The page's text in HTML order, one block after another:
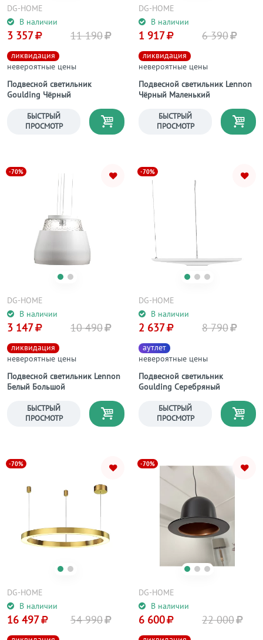
В наличии
DG-HOME
Подвесной светильник
Goulding Чёрный
ликвидация
невероятные цены
3 357 11 190
БЫСТРЫЙ
ПРОСМОТР
В наличии
DG-HOME
Подвесной светильник Lennon
Чёрный Маленький
ликвидация
невероятные цены
1 917 6 390
БЫСТРЫЙ
ПРОСМОТР
-70%
В наличии
DG-HOME
Подвесной светильник Lennon
Белый Большой
ликвидация
невероятные цены
3 147 10 490
БЫСТРЫЙ
ПРОСМОТР
-70%
В наличии
DG-HOME
Подвесной светильник
Goulding Серебряный
аутлет
невероятные цены
2 637 8 790
БЫСТРЫЙ
ПРОСМОТР
-70%
В наличии
DG-HOME
16 497 54 990
-70%
В наличии
DG-HOME
6 600 22 000